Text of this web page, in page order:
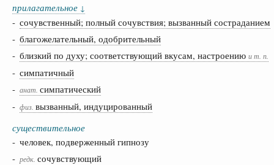
прилагательное ↓
- сочувственный; полный сочувствия; вызванный состраданием
- благожелательный, одобрительный
- близкий по духу; соответствующий вкусам, настроению и т. п.
- симпатичный
- анат. симпатический
- физ. вызванный, индуцированный
существительное
- человек, подверженный гипнозу
- редк. сочувствующий